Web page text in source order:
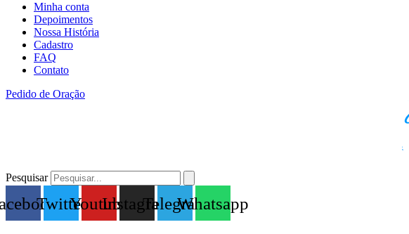
Minha conta
Depoimentos
Nossa História
Cadastro
FAQ
Contato
Pedido de Oração
Pesquisar
TwitterYoutubeInstagramTelegramWhatsapp